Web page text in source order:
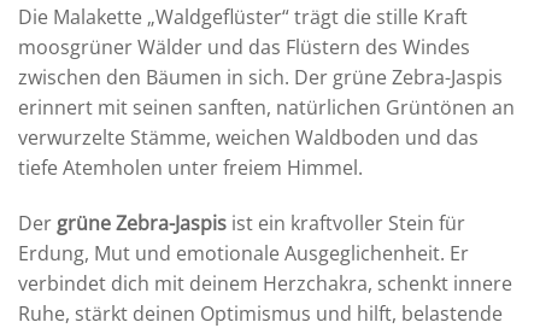
Die Malakette „Waldgeflüster“ trägt die stille Kraft
moosgrüner Wälder und das Flüstern des Windes
zwischen den Bäumen in sich. Der grüne Zebra-Jaspis
erinnert mit seinen sanften, natürlichen Grüntönen an
verwurzelte Stämme, weichen Waldboden und das
tiefe Atemholen unter freiem Himmel.
Der grüne Zebra-Jaspis ist ein kraftvoller Stein für
Erdung, Mut und emotionale Ausgeglichenheit. Er
verbindet dich mit deinem Herzchakra, schenkt innere
Ruhe, stärkt deinen Optimismus und hilft, belastende